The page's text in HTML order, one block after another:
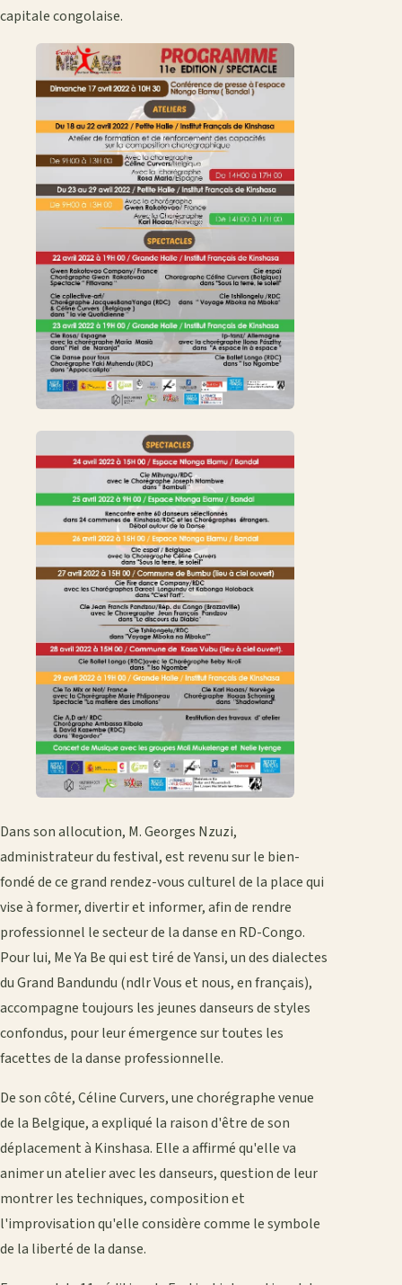
capitale congolaise.
Dans son allocution, M. Georges Nzuzi,
administrateur du festival, est revenu sur le bien-
fondé de ce grand rendez-vous culturel de la place qui
vise à former, divertir et informer, afin de rendre
professionnel le secteur de la danse en RD-Congo.
Pour lui, Me Ya Be qui est tiré de Yansi, un des dialectes
du Grand Bandundu (ndlr Vous et nous, en français),
accompagne toujours les jeunes danseurs de styles
confondus, pour leur émergence sur toutes les
facettes de la danse professionnelle.
De son côté, Céline Curvers, une chorégraphe venue
de la Belgique, a expliqué la raison d'être de son
déplacement à Kinshasa. Elle a affirmé qu'elle va
animer un atelier avec les danseurs, question de leur
montrer les techniques, composition et
l'improvisation qu'elle considère comme le symbole
de la liberté de la danse.